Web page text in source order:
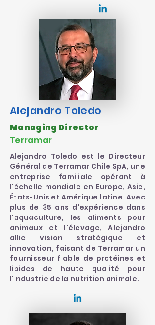
Alejandro Toledo
Managing Director
Terramar
Alejandro Toledo est le Directeur
Général de Terramar Chile SpA, une
entreprise familiale opérant à
l'échelle mondiale en Europe, Asie,
États-Unis et Amérique latine. Avec
plus de 35 ans d'expérience dans
l'aquaculture, les aliments pour
animaux et l'élevage, Alejandro
allie vision stratégique et
innovation, faisant de Terramar un
fournisseur fiable de protéines et
lipides de haute qualité pour
l'industrie de la nutrition animale.